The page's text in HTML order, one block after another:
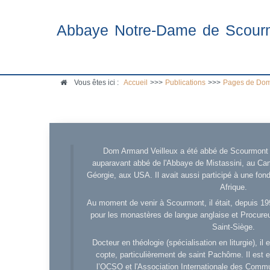
Abbaye Notre-Dame de
Vous êtes ici : Accueil >>> Publications >>> Pages de
Dom Armand Veilleux a été abbé de
auparavant abbé de l'Abbaye de Mistassini, au
Géorgie, aux USA. Il avait aussi participé à une
Afrique.
Au moment de venir à Scourmont, il était, depuis
pour les monastères de langue anglaise et
Saint-Siège.
Docteur en théologie (spécialisation en liturgie), il
copte, particulièrement de saint Pachôme. Il est
l’OCSO et l'Association Internationale des